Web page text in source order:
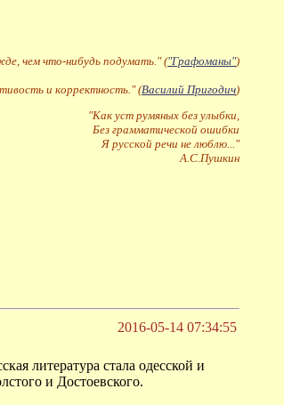
чем что-нибудь подумать." ("Графоманы")
и корректность." (Василий Пригодич)
"Как уст румяных без улыбки,
Без грамматической ошибки
Я русской речи не люблю..."
А.С.Пушкин
2016-05-14 07:34:55
литература стала одесской и
и Достоевского.